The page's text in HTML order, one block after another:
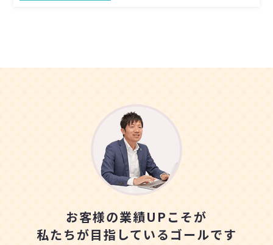
お客様の業績UPこそが
私たちが目指しているゴールです